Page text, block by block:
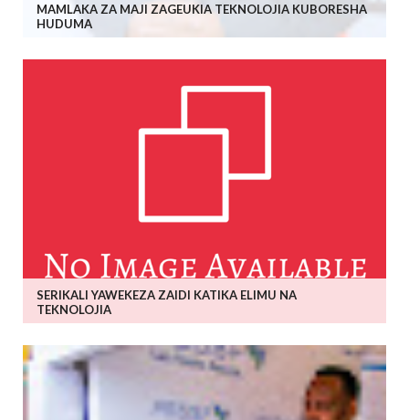
MAMLAKA ZA MAJI ZAGEUKIA TEKNOLOJIA KUBORESHA
HUDUMA
SERIKALI YAWEKEZA ZAIDI KATIKA ELIMU NA
TEKNOLOJIA